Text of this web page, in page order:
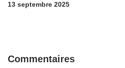
13 septembre 2025
Commentaires